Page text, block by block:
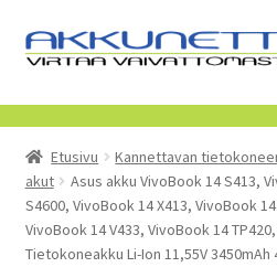
Siirry
navigointiin
Siirry
sisältöön
Kauppa
Tietoa meistä
Yrityksille
Etusivu Kannettavan
akut
Asus akku VivoBook 14 S413,
S4600, VivoBook 14 X413, VivoBook
VivoBook 14 V433, VivoBook 14
Tietokoneakku Li-Ion 11,55V 3450mAh